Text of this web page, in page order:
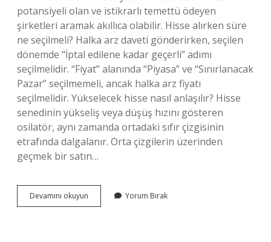
potansiyeli olan ve istikrarlı temettü ödeyen
şirketleri aramak akıllıca olabilir. Hisse alırken süre
ne seçilmeli? Halka arz daveti gönderirken, seçilen
dönemde “İptal edilene kadar geçerli” adımı
seçilmelidir. “Fiyat” alanında “Piyasa” ve “Sınırlanacak
Pazar” seçilmemeli, ancak halka arz fiyatı
seçilmelidir. Yükselecek hisse nasıl anlaşılır? Hisse
senedinin yükseliş veya düşüş hızını gösteren
osilatör, aynı zamanda ortadaki sıfır çizgisinin
etrafında dalgalanır. Orta çizgilerin üzerinden
geçmek bir satın…
Devamını okuyun
Alırken
Yorum Bırak